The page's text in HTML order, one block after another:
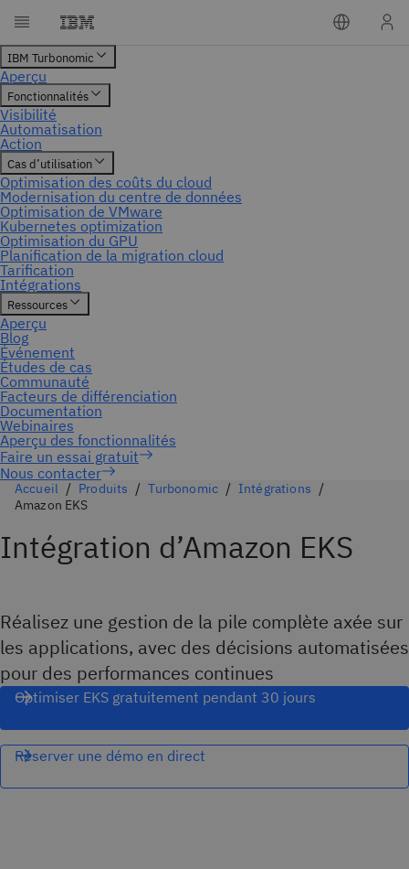
Nous contacter
Accueil Produits Turbonomic
Intégrations
Amazon EKS
Intégration d’Amazon EKS
Réalisez une gestion de la pile complète axée sur
les applications, avec des décisions automatisées
pour des performances continues
Optimiser EKS gratuitement pendant 30 jours
Réserver une démo en direct